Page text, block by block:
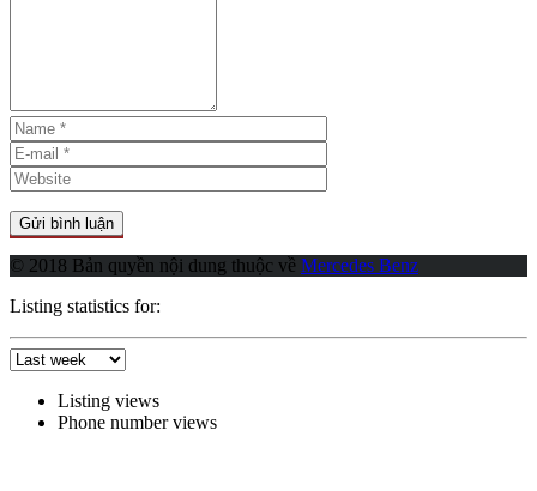
© 2018 Bản quyền nội dung thuộc về Mercedes Benz
Listing statistics for:
Listing views
Phone number views